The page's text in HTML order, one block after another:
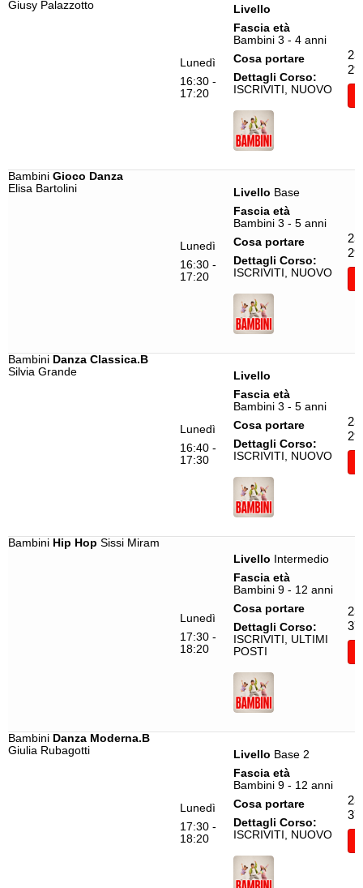
Tango Argentino
Tecnica Punte
Total Body
Urban Coreografico
Urban Female
Urban Mix
Video Dance
Voguing
Stefano Saracchi
Valentina Corradi
Viktoriia Tiutina
Virginia Ingegneri
Giusy Palazzotto
Lunedì
16:30 -
17:20
Livello
Fascia età
Bambini 3 - 4 anni
Cosa portare
Dettagli Corso:
ISCRIVITI, NUOVO
Bambini Gioco Danza
Elisa Bartolini
Lunedì
16:30 -
17:20
Livello Base
Fascia età
Bambini 3 - 5 anni
Cosa portare
Dettagli Corso:
ISCRIVITI, NUOVO
Bambini Danza Classica.B
Silvia Grande
Lunedì
16:40 -
17:30
Livello
Fascia età
Bambini 3 - 5 anni
Cosa portare
Dettagli Corso:
ISCRIVITI, NUOVO
Bambini Hip Hop Sissi Miram
Lunedì
17:30 -
18:20
Livello Intermedio
Fascia età
Bambini 9 - 12 anni
Cosa portare
Dettagli Corso:
ISCRIVITI, ULTIMI
POSTI
Bambini Danza Moderna.B
Giulia Rubagotti
Lunedì
17:30 -
18:20
Livello Base 2
Fascia età
Bambini 9 - 12 anni
Cosa portare
Dettagli Corso:
ISCRIVITI, NUOVO